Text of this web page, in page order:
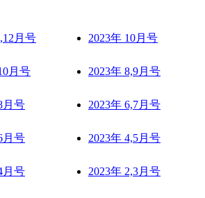
月号
月号
月号
月号
月号
2023年 10月号
2023年 8,9月号
2023年 6,7月号
2023年 4,5月号
2023年 2,3月号